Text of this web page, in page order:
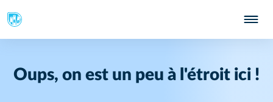
Oups, on est un peu à l'étroit ici !